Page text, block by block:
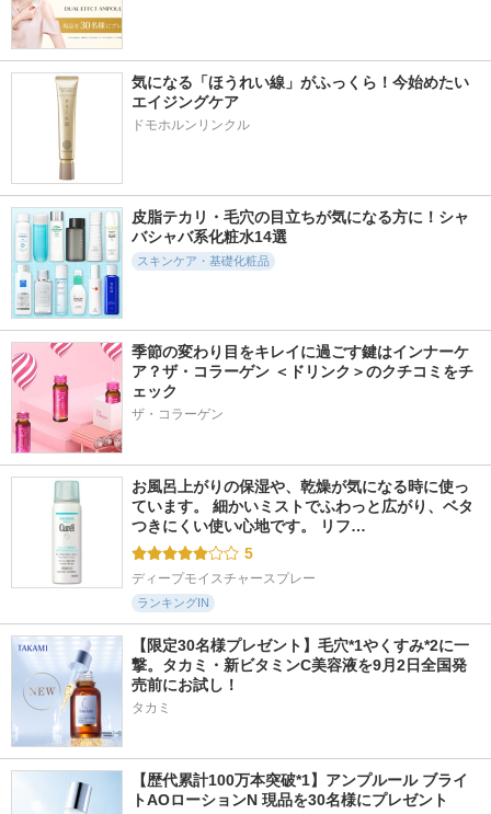
気になる「ほうれい線」がふっくら！今始めたい
エイジングケア
ドモホルンリンクル
皮脂テカリ・毛穴の目立ちが気になる方に！シャ
バシャバ系化粧水14選
スキンケア・基礎化粧品
季節の変わり目をキレイに過ごす鍵はインナーケ
ア？ザ・コラーゲン ＜ドリンク＞のクチコミをチ
ェック
ザ・コラーゲン
お風呂上がりの保湿や、乾燥が気になる時に使っ
ています。 細かいミストでふわっと広がり、ベタ
つきにくい使い心地です。 リフ…
5
ディープモイスチャースプレー
ランキングIN
【限定30名様プレゼント】毛穴*1やくすみ*2に一
撃。タカミ・新ビタミンC美容液を9月2日全国発
売前にお試し！
タカミ
【歴代累計100万本突破*1】アンプルール ブライ
トAOローションN 現品を30名様にプレゼント